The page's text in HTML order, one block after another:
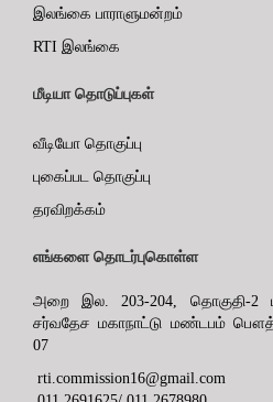
இலங்கை பாராளுமன்றம்
RTI இலங்கை
மீடியா தொடுப்புகள்
வீடியோ தொகுப்பு
புகைப்பட தொகுப்பு
தரவிறக்கம்
எங்களை தொடர்புகொள்ள
அறை இல. 203-204, தொகுதி-2
சர்வதேச மகாநாட்டு மண்டபம்
07
rti.commission16@gmail.com